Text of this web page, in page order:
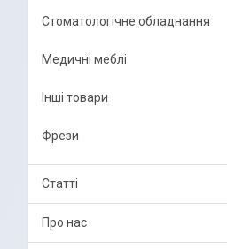
Стоматологічне обладнання
Медичні меблі
Інші товари
Фрези
Статті
Про нас